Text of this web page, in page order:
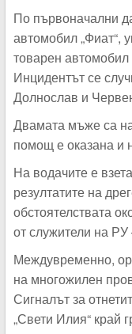
По първоначални
автомобил „Фиат“,
товарен
Инцидентът се
Долнослав и
Двамата мъже са
помощ е оказана и
На водачите е
резултатите на
обстоятелствата
от служители на
Междувременно,
на многожилен
Сигналът за
„Свети Илия“ край